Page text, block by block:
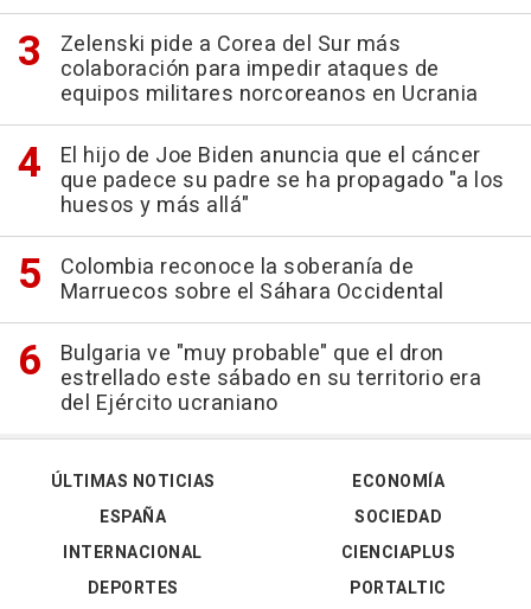
Zelenski pide a Corea del Sur más
colaboración para impedir ataques de
equipos militares norcoreanos en Ucrania
El hijo de Joe Biden anuncia que el cáncer
que padece su padre se ha propagado "a los
huesos y más allá"
Colombia reconoce la soberanía de
Marruecos sobre el Sáhara Occidental
Bulgaria ve "muy probable" que el dron
estrellado este sábado en su territorio era
del Ejército ucraniano
ÚLTIMAS NOTICIAS
ESPAÑA
INTERNACIONAL
DEPORTES
ECONOMÍA
SOCIEDAD
CIENCIAPLUS
PORTALTIC